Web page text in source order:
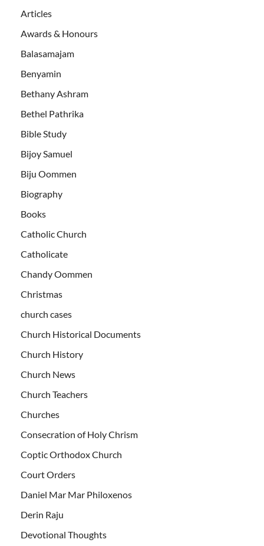
Articles
Awards & Honours
Balasamajam
Benyamin
Bethany Ashram
Bethel Pathrika
Bible Study
Bijoy Samuel
Biju Oommen
Biography
Books
Catholic Church
Catholicate
Chandy Oommen
Christmas
church cases
Church Historical Documents
Church History
Church News
Church Teachers
Churches
Consecration of Holy Chrism
Coptic Orthodox Church
Court Orders
Daniel Mar Mar Philoxenos
Derin Raju
Devotional Thoughts